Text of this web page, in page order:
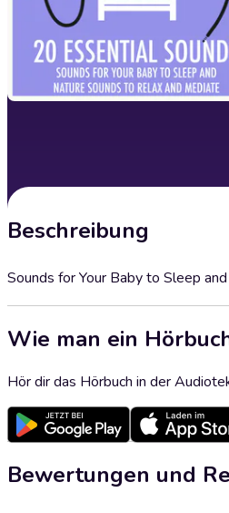
Beschreibung
Sounds for Your Baby to Sleep
Wie man ein
Hör dir das Hörbuch in der
Bewertungen und